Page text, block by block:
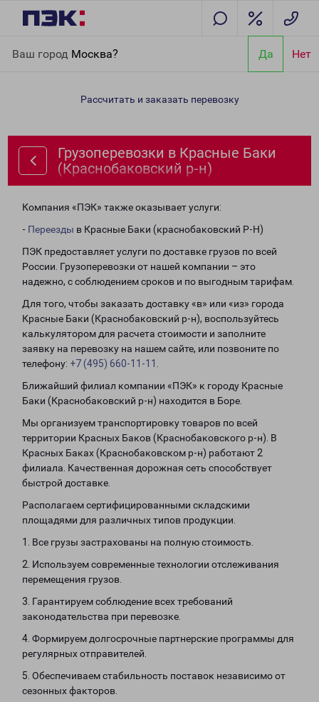
Ваш город Москва? Да Нет
(Краснобаковский р-н)
Рассчитать и заказать перевозку
Грузоперевозки в Красные Баки
(Краснобаковский р-н)
Компания «ПЭК» также оказывает услуги:
- Переезды в Красные Баки (краснобаковский Р-Н)
ПЭК предоставляет услуги по доставке грузов по всей
России. Грузоперевозки от нашей компании – это
надежно, с соблюдением сроков и по выгодным тарифам.
Для того, чтобы заказать доставку «в» или «из» города
Красные Баки (Краснобаковский р-н), воспользуйтесь
калькулятором для расчета стоимости и заполните
заявку на перевозку на нашем сайте, или позвоните по
телефону: +7 (495) 660-11-11
Ближайший филиал компании «ПЭК» к городу Красные
Баки (Краснобаковский р-н) находится в Боре.
Мы организуем транспортировку товаров по всей
территории Красных Баков (Краснобаковского р-н). В
Красных Баках (Краснобаковском р-н) работают 2
филиала. Качественная дорожная сеть способствует
быстрой доставке.
Располагаем сертифицированными складскими
площадями для различных типов продукции.
1. Все грузы застрахованы на полную стоимость.
2. Используем современные технологии отслеживания
перемещения грузов.
3. Гарантируем соблюдение всех требований
законодательства при перевозке.
4. Формируем долгосрочные партнерские программы для
регулярных отправителей.
5. Обеспечиваем стабильность поставок независимо от
сезонных факторов.